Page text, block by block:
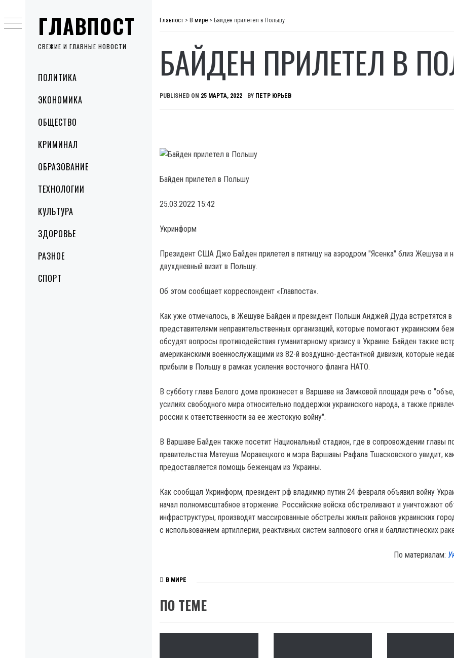
ГЛАВПОСТ
СВЕЖИЕ И ГЛАВНЫЕ НОВОСТИ
MenuПОЛИТИКА
ЭКОНОМИКА
ОБЩЕСТВО
КРИМИНАЛ
ОБРАЗОВАНИЕ
ТЕХНОЛОГИИ
КУЛЬТУРА
ЗДОРОВЬЕ
РАЗНОЕ
СПОРТ
to
content
Главпост > В мире > Байден прилетел в Польшу
БАЙДЕН ПРИЛЕТЕЛ В
PUBLISHED ON 25 МАРТА, 2022 BY ПЕТР ЮРЬЕВ
Байден прилетел в Польшу
25.03.2022 15:42
Укринформ
Президент США Джо Байден прилетел в пятницу на аэродром "Ясенка" близ Жешува и
двухдневный визит в Польшу.
Об этом сообщает корреспондент «Главпоста».
Как уже отмечалось, в Жешуве Байден и президент Польши Анджей Дуда встретятся в
представителями неправительственных организаций, которые помогают украинским
обсудят вопросы противодействия гуманитарному кризису в Украине. Байден также
американскими военнослужащими из 82-й воздушно-дестантной дивизии, которые
прибыли в Польшу в рамках усиления восточного фланга НАТО.
В субботу глава Белого дома произнесет в Варшаве на Замковой площади речь о
усилиях свободного мира относительно поддержки украинского народа, а также
россии к ответственности за ее жестокую войну".
В Варшаве Байден также посетит Национальный стадион, где в сопровождении главы
правительства Матеуша Моравецкого и мэра Варшавы Рафала Тшасковского увидит,
предоставляется помощь беженцам из Украины.
Как сообщал Укринформ, президент рф владимир путин 24 февраля объявил войну
начал полномасштабное вторжение. Российские войска обстреливают и уничтожают
инфраструктуры, производят массированные обстрелы жилых районов украинских
с использованием артиллерии, реактивных систем залпового огня и баллистических
По материалам:
В МИРЕ
ПО ТЕМЕ